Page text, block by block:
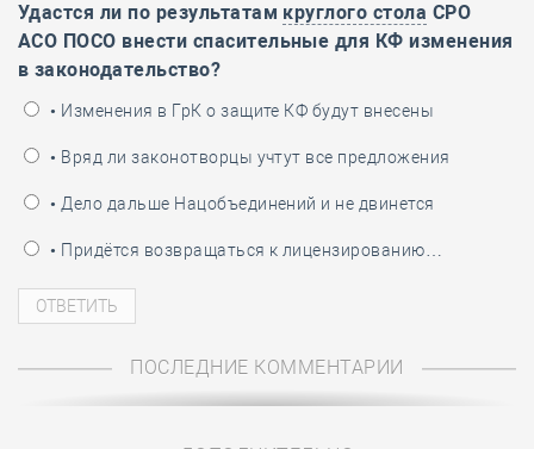
Удастся ли по результатам круглого стола СРО
АСО ПОСО внести спасительные для КФ изменения
в законодательство?
• Изменения в ГрК о защите КФ будут внесены
• Вряд ли законотворцы учтут все предложения
• Дело дальше Нацобъединений и не двинется
• Придётся возвращаться к лицензированию…
ПОСЛЕДНИЕ КОММЕНТАРИИ